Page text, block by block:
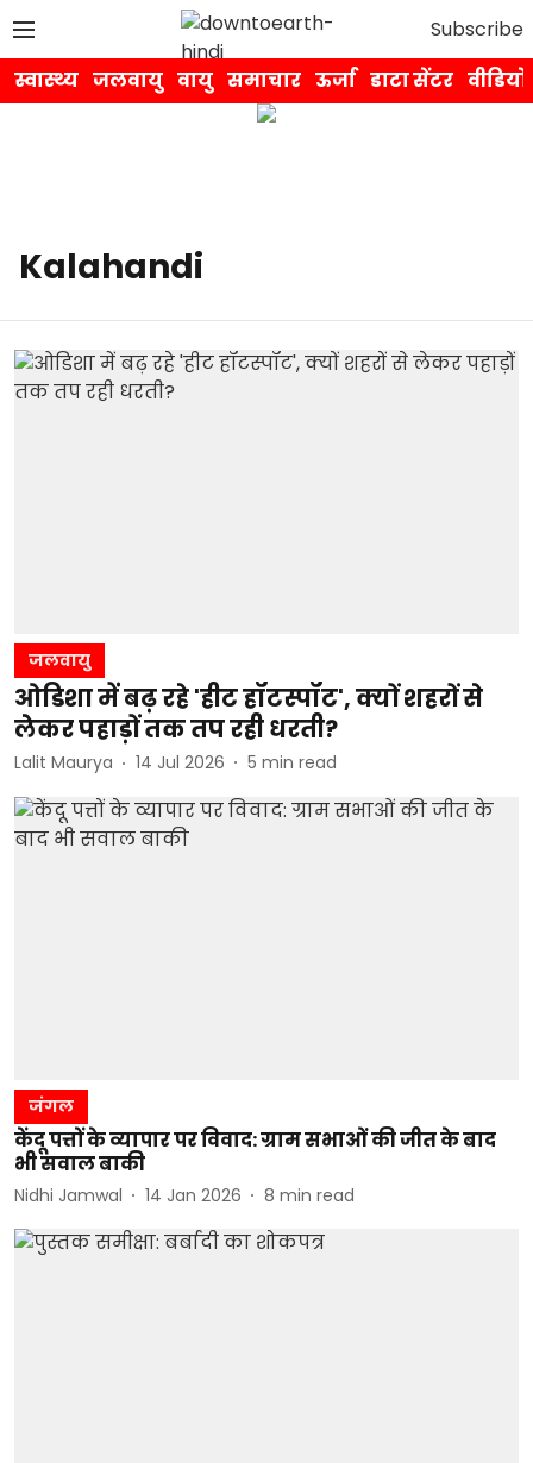
Subscribe
स्वास्थ्य जलवायु वायु समाचार ऊर्जा डाटा सेंटर वीडियो
Kalahandi
जलवायु
ओडिशा में बढ़ रहे 'हीट हॉटस्पॉट', क्यों शहरों से
लेकर पहाड़ों तक तप रही धरती?
Lalit Maurya 14 Jul 2026 5 min read
जंगल
केंदू पत्तों के व्यापार पर विवाद: ग्राम सभाओं की जीत के बाद
भी सवाल बाकी
Nidhi Jamwal 14 Jan 2026 8 min read